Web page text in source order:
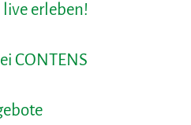
erleben!
CONTENS